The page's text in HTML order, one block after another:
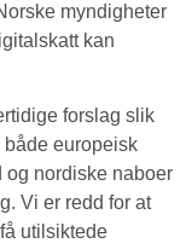
myndigheter
kan
forslag slik
europeisk
nordiske naboer
Vi er redd for at
utilsiktede